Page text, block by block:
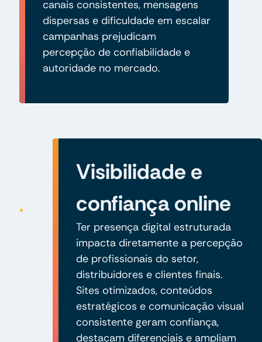
canais consistentes, mensagens
dispersas e dificuldade em escalar
campanhas prejudicam
percepção de confiabilidade e
autoridade no mercado.
Visibilidade e
confiança online
Ter presença digital estruturada
impacta diretamente a percepção
de profissionais do setor,
distribuidores e clientes finais.
Sites otimizados, conteúdos
estratégicos e comunicação visual
consistente geram confiança,
destacam diferenciais e ampliam